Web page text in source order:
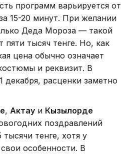
программ варьируется от
15-20 минут. При желании
Деда Мороза — такой
пяти тысяч тенге. Но, как
цена обычно означает
и реквизит. В
декабря, расценки заметно
, Актау и Кызылорде
поздравлений
тысячи тенге, хотя у
особенности. В